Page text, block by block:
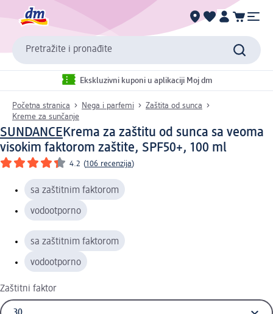
Pretražite i pronađite
Ekskluzivni kuponi u aplikaciji Moj dm
Početna stranica Nega i parfemi
Zaštita od sunca
Kreme za sunčanje
SUNDANCE Krema za zaštitu od sunca sa veoma
visokim faktorom zaštite, SPF50+, 100 ml
4.2 (106 recenzija)
sa zaštitnim faktorom
vodootporno
sa zaštitnim faktorom
vodootporno
Zaštitni faktor